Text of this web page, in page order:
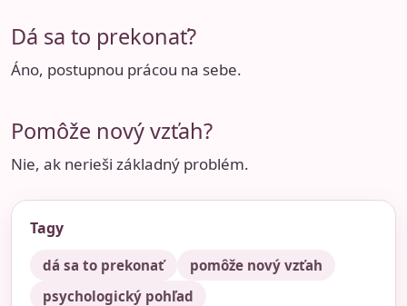
Dá sa to prekonať?
Áno, postupnou prácou na sebe.
Pomôže nový vzťah?
Nie, ak nerieši základný problém.
Tagy
dá sa to prekonať
pomôže nový vzťah
psychologický pohľad